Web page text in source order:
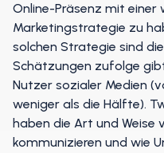
Online-Präsenz mit einer
Marketingstrategie zu
solchen Strategie sind
Schätzungen zufolge
Nutzer sozialer Medien
weniger als die Hälfte).
haben die Art und Weise
kommunizieren und wie